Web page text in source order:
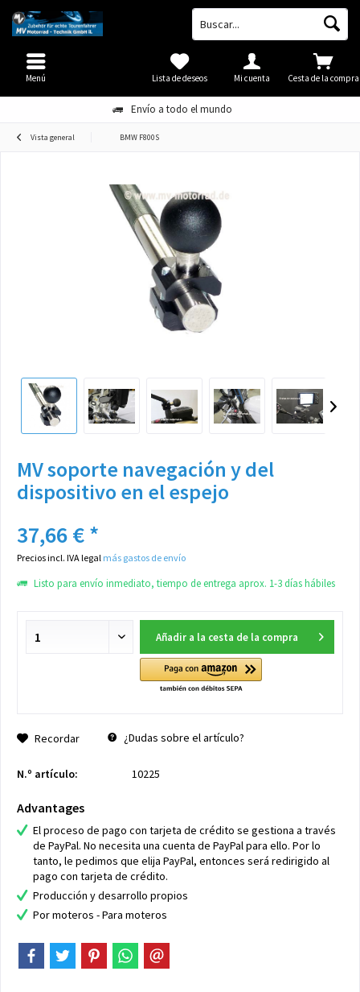
Envío a todo el mundo
Cesta de la compra
Lista de deseos Mi cuenta
Menú
Vista general BMW F800S
MV soporte navegación y del
dispositivo en el espejo
37,66 € *
Precios incl. IVA legal más gastos de envío
Listo para envío inmediato, tiempo de entrega aprox. 1-3 días hábiles
Añadir a la cesta de la compra
Recordar ¿Dudas sobre el artículo?
N.º artículo: 10225
Advantages
El proceso de pago con tarjeta de crédito se gestiona a través
de PayPal. No necesita una cuenta de PayPal para ello. Por lo
tanto, le pedimos que elija PayPal, entonces será redirigido al
pago con tarjeta de crédito.
Producción y desarrollo propios
Por moteros - Para moteros